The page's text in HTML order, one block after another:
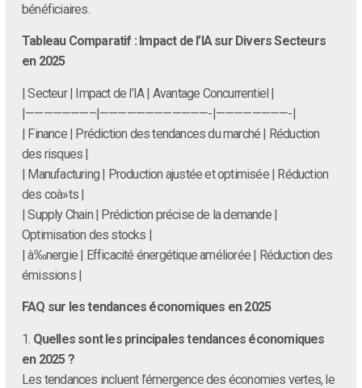
bénéficiaires.
Tableau Comparatif : Impact de l’IA sur Divers Secteurs
en 2025
| Secteur | Impact de l’IA | Avantage Concurrentiel |
|———————–|————————————-|————————-|
| Finance | Prédiction des tendances du marché | Réduction
des risques |
| Manufacturing | Production ajustée et optimisée | Réduction
des coà»ts |
| Supply Chain | Prédiction précise de la demande |
Optimisation des stocks |
| à‰nergie | Efficacité énergétique améliorée | Réduction des
émissions |
FAQ sur les tendances économiques en 2025
1. Quelles sont les principales tendances économiques
en 2025 ?
Les tendances incluent l’émergence des économies vertes, le